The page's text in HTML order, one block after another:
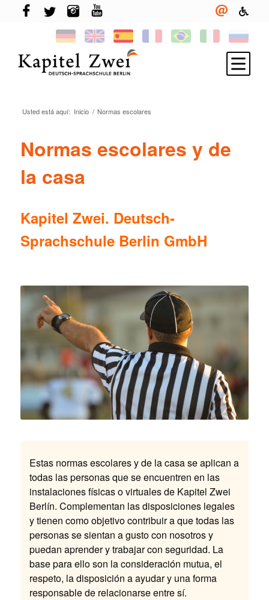
Inscríbete
TELC & TestDaF
Vivir en Berlín
Novedades
Usted está aquí: Inicio / Normas escolares
Normas escolares y de
la casa
Kapitel Zwei. Deutsch-
Sprachschule Berlin GmbH
Estas normas escolares y de la casa se aplican a
todas las personas que se encuentren en las
instalaciones físicas o virtuales de Kapitel Zwei
Berlín. Complementan las disposiciones legales
y tienen como objetivo contribuir a que todas las
personas se sientan a gusto con nosotros y
puedan aprender y trabajar con seguridad. La
base para ello son la consideración mutua, el
respeto, la disposición a ayudar y una forma
responsable de relacionarse entre sí.